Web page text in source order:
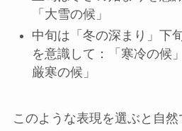
「大雪の候」
中旬は「冬の深まり」下
を意識して：「寒冷の候
厳寒の候」
このような表現を選ぶと自然